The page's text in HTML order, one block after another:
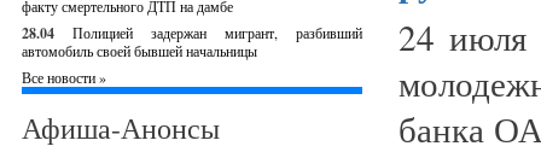
факту смертельного ДТП на дамбе
28.04
Полицией задержан мигрант, разбивший
автомобиль своей бывшей начальницы
Все новости »
Афиша-Анонсы
24 июля
банка